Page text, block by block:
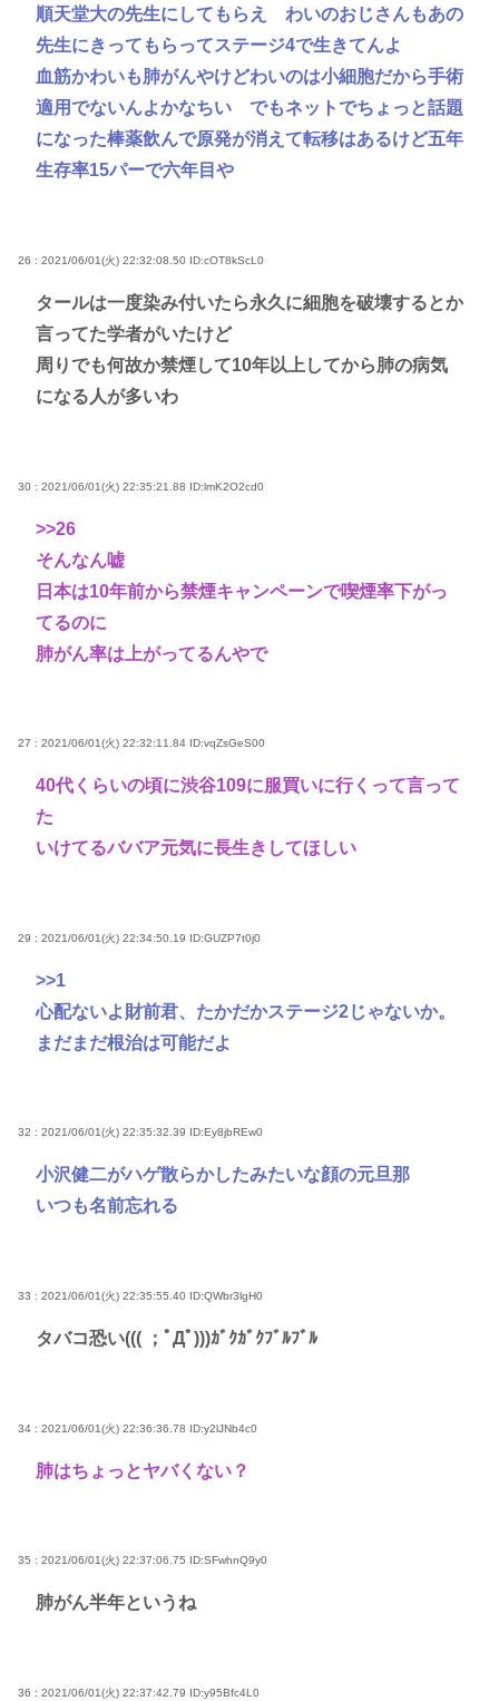
順天堂大の先生にしてもらえ わいのおじさんもあの
先生にきってもらってステージ4で生きてんよ
血筋かわいも肺がんやけどわいのは小細胞だから手術
適用でないんよかなちい でもネットでちょっと話題
になった棒薬飲んで原発が消えて転移はあるけど五年
生存率15パーで六年目や
26 : 2021/06/01(火) 22:32:08.50 ID:cOT8kScL0
タールは一度染み付いたら永久に細胞を破壊するとか
言ってた学者がいたけど
周りでも何故か禁煙して10年以上してから肺の病気
になる人が多いわ
30 : 2021/06/01(火) 22:35:21.88 ID:lmK2O2cd0
>>26
そんなん嘘
日本は10年前から禁煙キャンペーンで喫煙率下がっ
てるのに
肺がん率は上がってるんやで
27 : 2021/06/01(火) 22:32:11.84 ID:vqZsGeS00
40代くらいの頃に渋谷109に服買いに行くって言って
た
いけてるババア元気に長生きしてほしい
29 : 2021/06/01(火) 22:34:50.19 ID:GUZP7t0j0
>>1
心配ないよ財前君、たかだかステージ2じゃないか。
まだまだ根治は可能だよ
32 : 2021/06/01(火) 22:35:32.39 ID:Ey8jbREw0
小沢健二がハゲ散らかしたみたいな顔の元旦那
いつも名前忘れる
33 : 2021/06/01(火) 22:35:55.40 ID:QWbr3lgH0
タバコ恐い((( ；ﾟДﾟ)))ｶﾞｸｶﾞｸﾌﾞﾙﾌﾞﾙ
34 : 2021/06/01(火) 22:36:36.78 ID:y2lJNb4c0
肺はちょっとヤバくない？
35 : 2021/06/01(火) 22:37:06.75 ID:SFwhnQ9y0
肺がん半年というね
36 : 2021/06/01(火) 22:37:42.79 ID:y95Bfc4L0